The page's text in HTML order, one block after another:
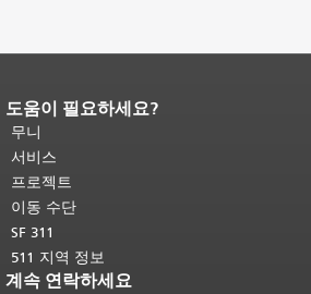
페이지 내용 끝입니다.이 페이지의 나
머지 내용은 모든 페이지에 반복됩니
다.메인 콘텐츠 상단으로 돌아가려면
여기를 클릭하십시오
도움이 필요하세요?
무니
서비스
프로젝트
이동 수단
SF 311
511 지역 정보
계속 연락하세요